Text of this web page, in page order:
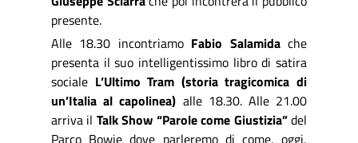
presente.
Alle 18.30 incontriamoFabio Salamidache
presenta il suo intelligentissimo libro di satira
sociale L’Ultimo Tram (storia tragicomica di
un’Italia al capolinea) alle 18.30. Alle 21.00
arriva il Talk Show “Parole come Giustizia”del
Parco Bowie dove parleremo di come, oggi,